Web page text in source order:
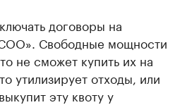
договоры на
Свободные мощности
не сможет купить их на
утилизирует отходы, или
эту квоту у